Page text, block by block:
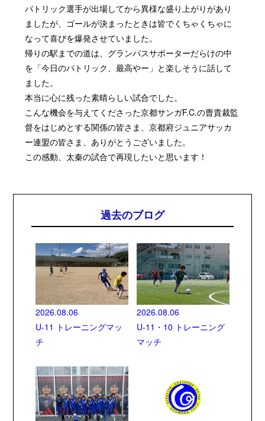
パトリック選手が出場してから異様な盛り上がりがあり
ましたが、ゴールが決まったときは皆でくちゃくちゃに
なって喜びを爆発させていました。
帰りの駅までの道は、グランパスサポーターだらけの中
を「今日のパトリック、最高やー」と楽しそうに話して
ました。
本当に心に残った素晴らしい試合でした。
こんな機会を与えてくださった京都サンガF.C.の曺貴裁監
督をはじめとする関係の皆さま、京都府ジュニアサッカ
ー連盟の皆さま、ありがとうございました。
この感動、太秦の試合で再現したいと思います！
過去のブログ
2026.08.06
U-11 トレーニングマッ
チ
2026.08.06
U-11・10 トレーニング
マッチ